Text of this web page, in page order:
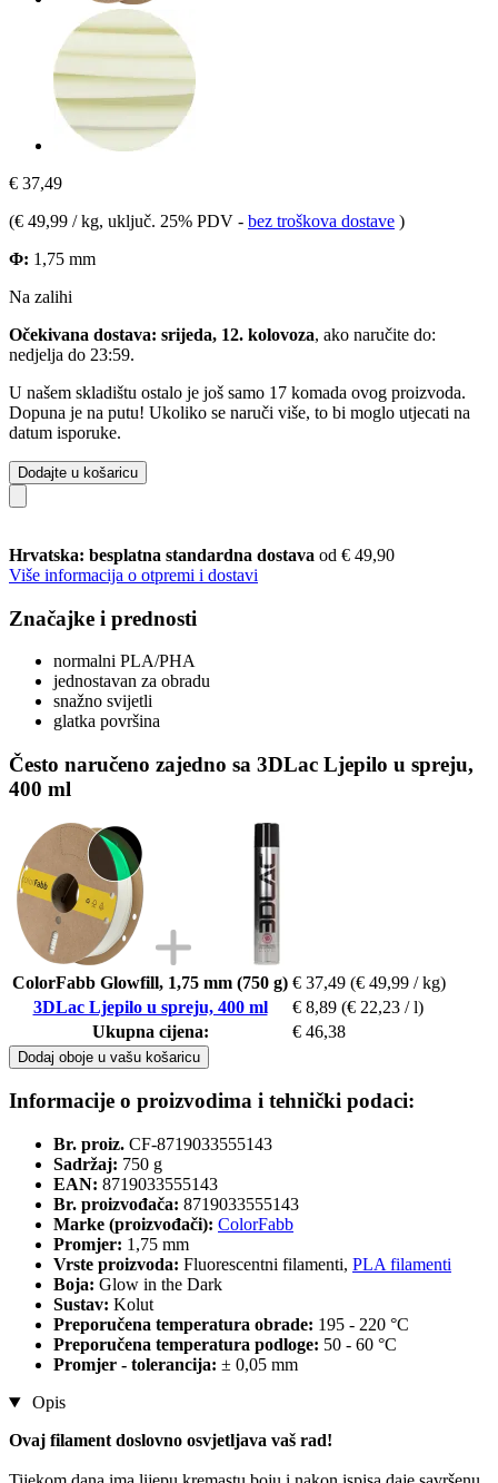
€ 37,49
(€ 49,99 / kg, uključ. 25% PDV - bez troškova dostave )
Φ: 1,75 mm
Na zalihi
Očekivana dostava: srijeda, 12. kolovoza, ako naručite do:
nedjelja do 23:59.
U našem skladištu ostalo je još samo 17 komada ovog proizvoda.
Dopuna je na putu! Ukoliko se naruči više, to bi moglo utjecati na
datum isporuke.
Dodajte u košaricu
Hrvatska: besplatna standardna dostava od € 49,90
Više informacija o otpremi i dostavi
Značajke i prednosti
normalni PLA/PHA
jednostavan za obradu
snažno svijetli
glatka površina
Često naručeno zajedno sa 3DLac Ljepilo u spreju,
400 ml
ColorFabb Glowfill, 1,75 mm (750 g) € 37,49 (€ 49,99 / kg)
3DLac Ljepilo u spreju, 400 ml
€ 8,89 (€ 22,23 / l)
Ukupna cijena:
€ 46,38
Dodaj oboje u vašu košaricu
Informacije o proizvodima i tehnički podaci:
Br. proiz. CF-8719033555143
Sadržaj: 750 g
EAN: 8719033555143
Br. proizvođača: 8719033555143
Marke (proizvođači): ColorFabb
Promjer: 1,75 mm
Vrste proizvoda: Fluorescentni filamenti, PLA filamenti
Boja: Glow in the Dark
Sustav: Kolut
Preporučena temperatura obrade: 195 - 220 °C
Preporučena temperatura podloge: 50 - 60 °C
Promjer - tolerancija: ± 0,05 mm
Opis
Ovaj filament doslovno osvjetljava vaš rad!